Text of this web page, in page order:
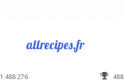
allrecipes.fr
1 488 276 488